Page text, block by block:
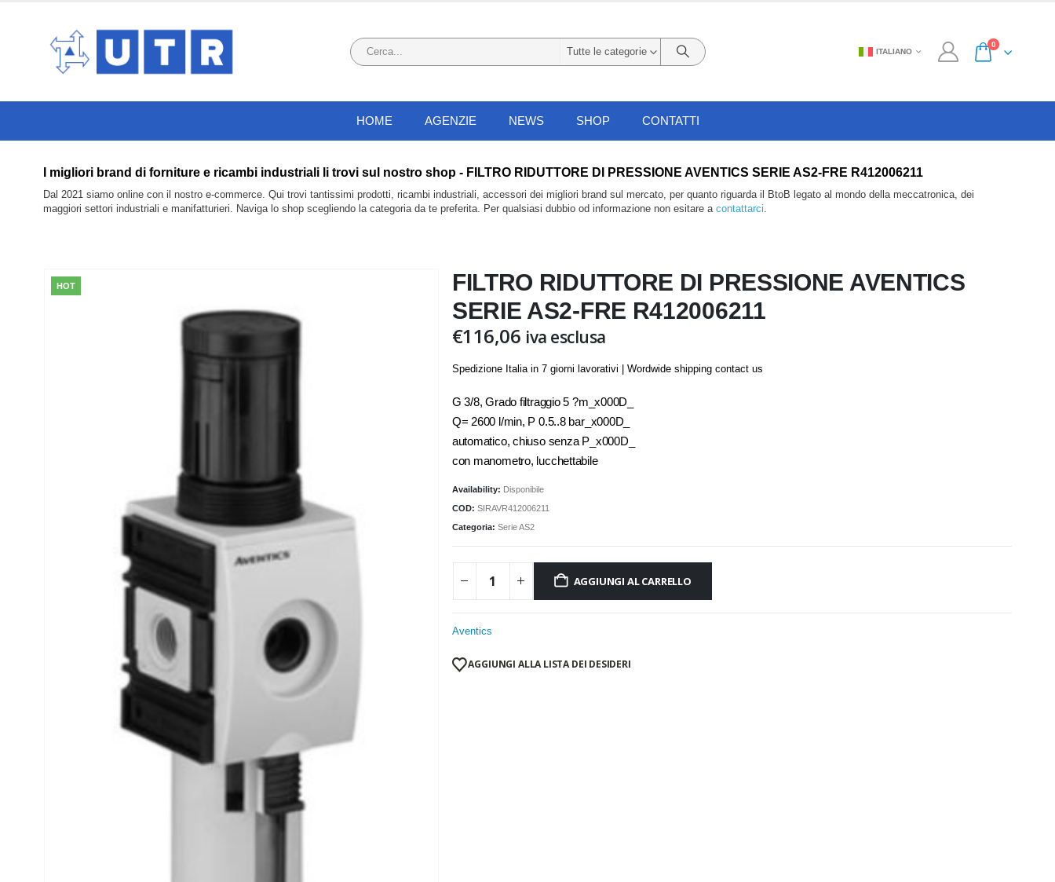
Tutte le categorie ITALIANO
0
HOME AGENZIE NEWS SHOP CONTATTI
I migliori brand di forniture e ricambi industriali li trovi sul nostro shop - FILTRO RIDUTTORE DI PRESSIONE AVENTICS SERIE AS2-FRE R412006211
Dal 2021 siamo online con il nostro e-commerce. Qui trovi tantissimi prodotti, ricambi industriali, accessori dei migliori brand sul mercato, per quanto riguarda il BtoB legato al mondo della meccatronica, dei
maggiori settori industriali e manifatturieri. Naviga lo shop scegliendo la categoria da te preferita. Per qualsiasi dubbio od informazione non esitare a contattarci
HOT
FILTRO RIDUTTORE DI PRESSIONE AVENTICS
SERIE AS2-FRE R412006211
€116,06 iva esclusa
Spedizione Italia in 7 giorni lavorativi | Wordwide shipping contact us
G 3/8, Grado filtraggio 5 ?m_x000D_
Q= 2600 l/min, P 0.5..8 bar_x000D_
automatico, chiuso senza P_x000D_
con manometro, lucchettabile
Availability: Disponibile
COD: SIRAVR412006211
Categoria: Serie AS2
AGGIUNGI AL CARRELLO
Aventics
AGGIUNGI ALLA LISTA DEI DESIDERI